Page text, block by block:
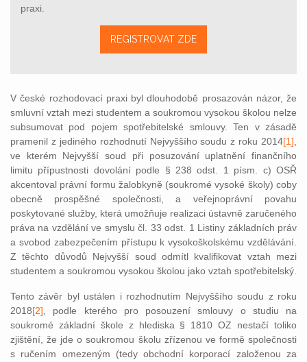
praxi.
REGISTROVAT ZDE
V české rozhodovací praxi byl dlouhodobě prosazován názor, že
smluvní vztah mezi studentem a soukromou vysokou školou nelze
subsumovat pod pojem spotřebitelské smlouvy. Ten v zásadě
pramenil z jediného rozhodnutí Nejvyššího soudu z roku 2014[1]
ve kterém Nejvyšší soud při posuzování uplatnění finančního
limitu přípustnosti dovolání podle § 238 odst. 1 písm. c) OSŘ
akcentoval právní formu žalobkyně (soukromé vysoké školy) coby
obecně prospěšné společnosti, a veřejnoprávní povahu
poskytované služby, která umožňuje realizaci ústavně zaručeného
práva na vzdělání ve smyslu čl. 33 odst. 1 Listiny základních práv
a svobod zabezpečením přístupu k vysokoškolskému vzdělávání.
Z těchto důvodů Nejvyšší soud odmítl kvalifikovat vztah mezi
studentem a soukromou vysokou školou jako vztah spotřebitelský.
Tento závěr byl ustálen i rozhodnutím Nejvyššího soudu z roku
2018[2] , podle kterého pro posouzení smlouvy o studiu na
soukromé základní škole z hlediska § 1810 OZ nestačí toliko
zjištění, že jde o soukromou školu zřízenou ve formě společnosti
s ručením omezeným (tedy obchodní korporací založenou za